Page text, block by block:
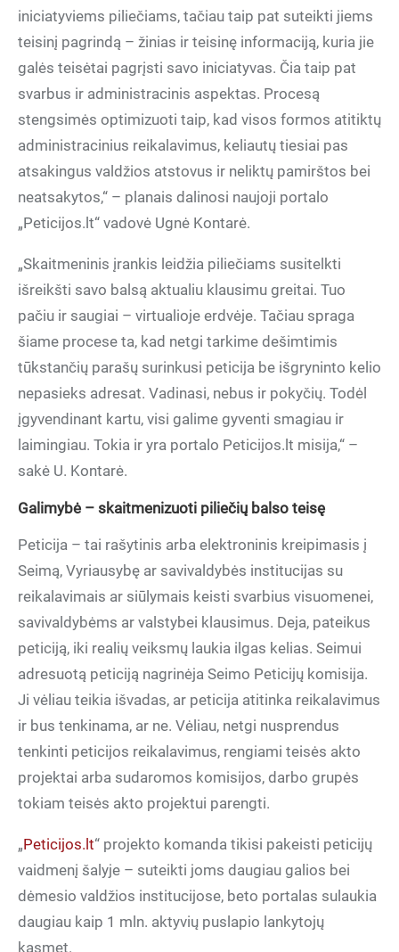
iniciatyviems piliečiams, tačiau taip pat suteikti jiems
teisinį pagrindą – žinias ir teisinę informaciją, kuria jie
galės teisėtai pagrįsti savo iniciatyvas. Čia taip pat
svarbus ir administracinis aspektas. Procesą
stengsimės optimizuoti taip, kad visos formos atitiktų
administracinius reikalavimus, keliautų tiesiai pas
atsakingus valdžios atstovus ir neliktų pamirštos bei
neatsakytos,“ – planais dalinosi naujoji portalo
„Peticijos.lt“ vadovė Ugnė Kontarė.
„Skaitmeninis įrankis leidžia piliečiams susitelkti
išreikšti savo balsą aktualiu klausimu greitai. Tuo
pačiu ir saugiai – virtualioje erdvėje. Tačiau spraga
šiame procese ta, kad netgi tarkime dešimtimis
tūkstančių parašų surinkusi peticija be išgryninto kelio
nepasieks adresat. Vadinasi, nebus ir pokyčių. Todėl
įgyvendinant kartu, visi galime gyventi smagiau ir
laimingiau. Tokia ir yra portalo Peticijos.lt misija,“ –
sakė U. Kontarė.
Galimybė – skaitmenizuoti piliečių balso teisę
Peticija – tai rašytinis arba elektroninis kreipimasis į
Seimą, Vyriausybę ar savivaldybės institucijas su
reikalavimais ar siūlymais keisti svarbius visuomenei,
savivaldybėms ar valstybei klausimus. Deja, pateikus
peticiją, iki realių veiksmų laukia ilgas kelias. Seimui
adresuotą peticiją nagrinėja Seimo Peticijų komisija.
Ji vėliau teikia išvadas, ar peticija atitinka reikalavimus
ir bus tenkinama, ar ne. Vėliau, netgi nusprendus
tenkinti peticijos reikalavimus, rengiami teisės akto
projektai arba sudaromos komisijos, darbo grupės
tokiam teisės akto projektui parengti.
„Peticijos.lt“ projekto komanda tikisi pakeisti peticijų
vaidmenį šalyje – suteikti joms daugiau galios bei
dėmesio valdžios institucijose, beto portalas sulaukia
daugiau kaip 1 mln. aktyvių puslapio lankytojų
kasmet.